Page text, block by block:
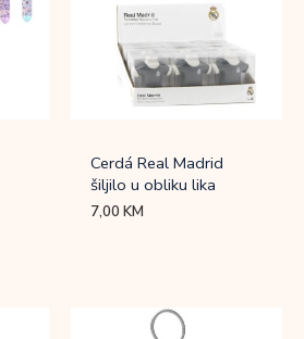
Cerdá Real Madrid
šiljilo u obliku lika
7,00KM